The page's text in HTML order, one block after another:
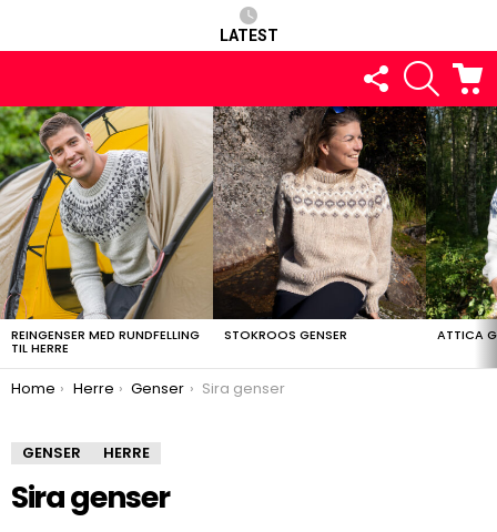
LATEST
FOLLOW
US
SEARCH
LATEST
STORIES
REINGENSER MED RUNDFELLING
TIL HERRE
STOKROOS GENSER ATTICA
You are here:
Home Herre Genser Sira genser
GENSER HERRE
Sira genser